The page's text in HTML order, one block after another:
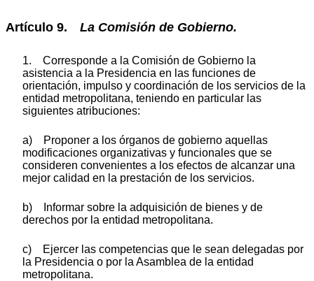
Artículo 9. La Comisión de Gobierno.
1. Corresponde a la Comisión de Gobierno la
asistencia a la Presidencia en las funciones de
orientación, impulso y coordinación de los servicios de la
entidad metropolitana, teniendo en particular las
siguientes atribuciones:
a) Proponer a los órganos de gobierno aquellas
modificaciones organizativas y funcionales que se
consideren convenientes a los efectos de alcanzar una
mejor calidad en la prestación de los servicios.
b) Informar sobre la adquisición de bienes y de
derechos por la entidad metropolitana.
c) Ejercer las competencias que le sean delegadas por
la Presidencia o por la Asamblea de la entidad
metropolitana.